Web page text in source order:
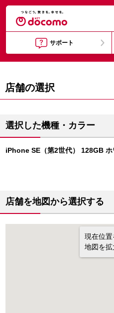
サポート
店舗の選択
選択した機種・カラー
iPhone SE（第2世代） 128GB ホ
店舗を地図から選択する
現在位置
地図を拡